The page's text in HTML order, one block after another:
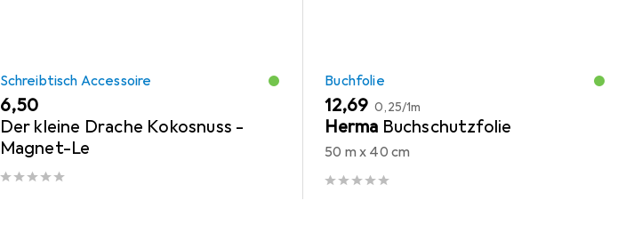
Schreibtisch Accessoire
EUR
6,50
Der kleine Drache Kokosnuss -
Magnet-Le
Buchfolie
EUR
12,69 EUR
0,25/1m
Herma Buchschutzfolie
50 m x 40 cm